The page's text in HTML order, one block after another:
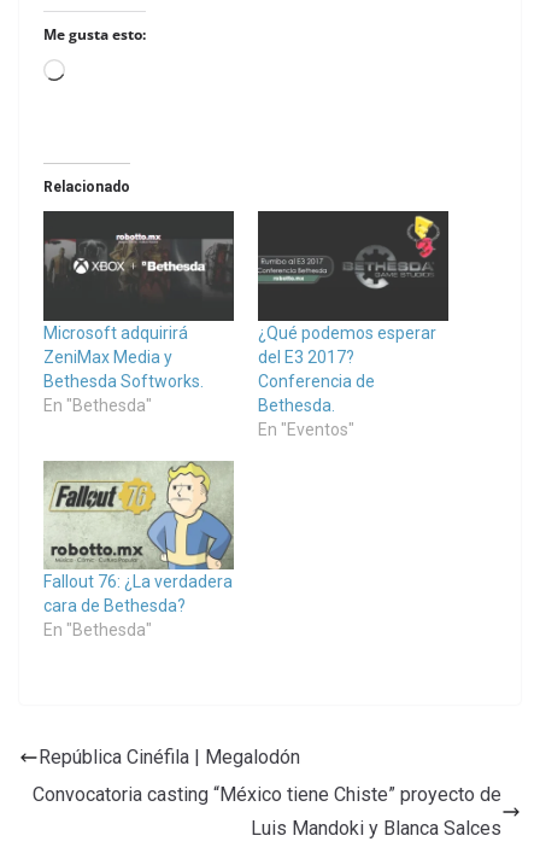
Me gusta esto:
Loading…
Relacionado
Microsoft adquirirá
ZeniMax Media y
Bethesda Softworks.
En "Bethesda"
¿Qué podemos esperar
del E3 2017?
Conferencia de
Bethesda.
En "Eventos"
Fallout 76: ¿La verdadera
cara de Bethesda?
En "Bethesda"
República Cinéfila | Megalodón
Convocatoria casting “México tiene Chiste” proyecto de
Luis Mandoki y Blanca Salces